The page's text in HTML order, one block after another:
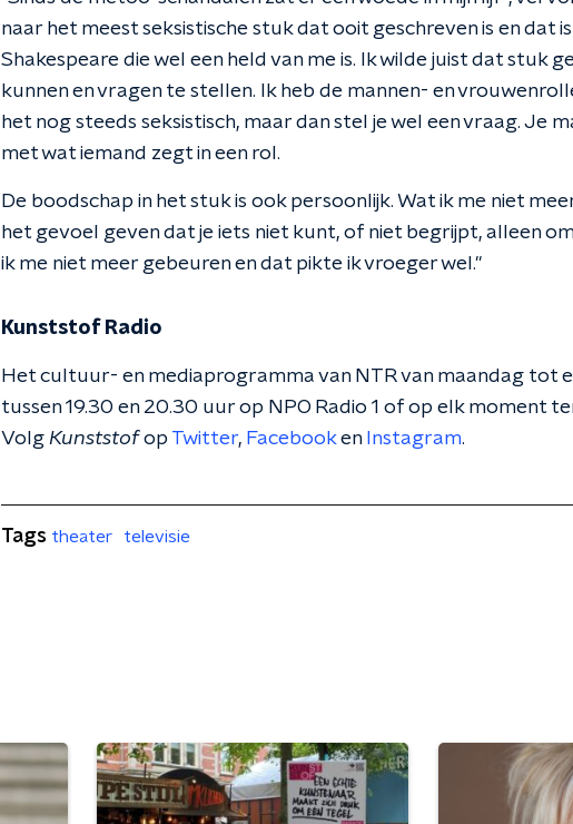
naar het meest seksistische stuk dat ooit geschreven is en dat is
Shakespeare die wel een held van me is. Ik wilde juist dat stuk
kunnen en vragen te stellen. Ik heb de mannen- en
het nog steeds seksistisch, maar dan stel je wel een vraag. Je
met wat iemand zegt in een rol.
De boodschap in het stuk is ook persoonlijk. Wat ik me niet
het gevoel geven dat je iets niet kunt, of niet begrijpt, alleen
ik me niet meer gebeuren en dat pikte ik vroeger wel."
Kunststof Radio
Het cultuur- en mediaprogramma van NTR van maandag tot
tussen 19.30 en 20.30 uur op NPO Radio 1 of op elk moment
Volg Kunststofop Twitter, Facebooken Instagram.
Tags theater televisie